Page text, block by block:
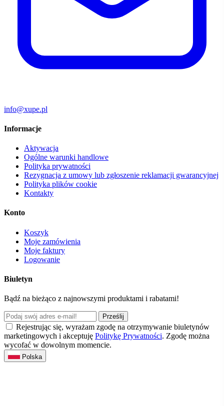
info@xupe.pl
Informacje
Aktywacja
Ogólne warunki handlowe
Polityka prywatności
Rezygnacja z umowy lub zgłoszenie reklamacji gwarancyjnej
Polityka plików cookie
Kontakty
Konto
Koszyk
Moje zamówienia
Moje faktury
Logowanie
Biuletyn
Bądź na bieżąco z najnowszymi produktami i rabatami!
Prześlij
Rejestrując się, wyrażam zgodę na otrzymywanie biuletynów
marketingowych i akceptuję Politykę Prywatności. Zgodę można
wycofać w dowolnym momencie.
Polska